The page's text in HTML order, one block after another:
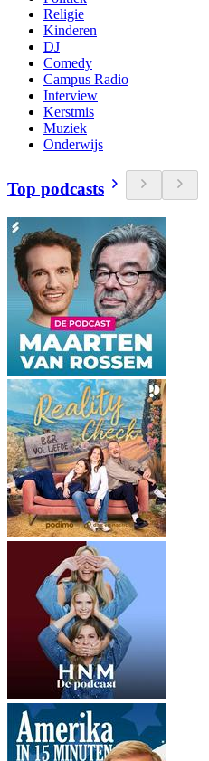
Religie
Kinderen
DJ
Comedy
Campus Radio
Interview
Kerstmis
Muziek
Onderwijs
Top podcasts